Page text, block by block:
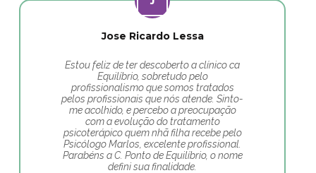
Jose Ricardo Lessa
Estou feliz de ter descoberto a clínico ca
Equilíbrio, sobretudo pelo
profissionalismo que somos tratados
pelos profissionais que nós atende. Sinto-
me acolhido, e percebo a preocupação
com a evolução do tratamento
psicoterápico quem nhã filha recebe pelo
Psicólogo Marlos, excelente profissional.
Parabéns a C. Ponto de Equilíbrio, o nome
defini sua finalidade.